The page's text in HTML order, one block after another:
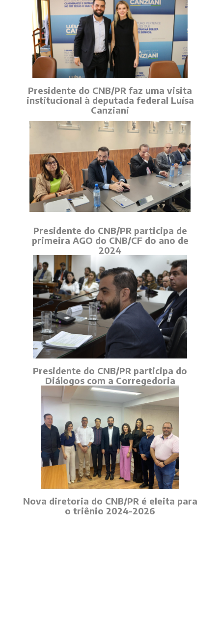
Presidente do CNB/PR faz uma visita
institucional à deputada federal Luísa
Canziani
Presidente do CNB/PR participa de
primeira AGO do CNB/CF do ano de
2024
Presidente do CNB/PR participa do
Diálogos com a Corregedoria
Nova diretoria do CNB/PR é eleita para
o triênio 2024-2026